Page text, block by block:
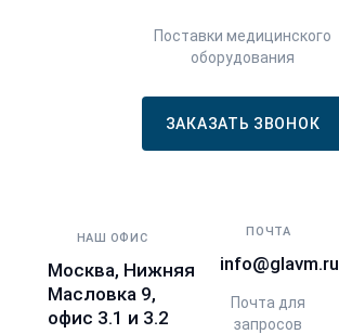
Поставки медицинского
оборудования
ЗАКАЗАТЬ ЗВОНОК
НАШ ОФИС
Москва, Нижняя
Масловка 9,
офис 3.1 и 3.2
ПОЧТА
info@glavm.ru
Почта для
запросов